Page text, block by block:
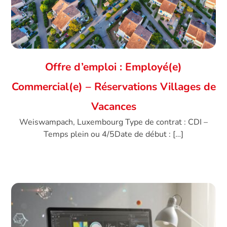
Offre d’emploi : Employé(e)
Commercial(e) – Réservations Villages de
Vacances
Weiswampach, Luxembourg Type de contrat : CDI –
Temps plein ou 4/5Date de début : […]